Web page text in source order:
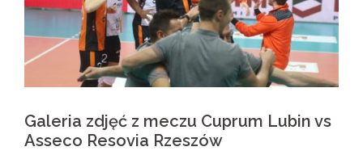
Galeria zdjęć z meczu Cuprum Lubin vs
Asseco Resovia Rzeszów